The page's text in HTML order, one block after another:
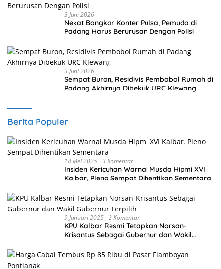
3 Juni 2026
Nekat Bongkar Konter Pulsa, Pemuda di
Padang Harus Berurusan Dengan Polisi
3 Juni 2026
Sempat Buron, Residivis Pembobol Rumah di
Padang Akhirnya Dibekuk URC Klewang
Berita Populer
18 Mei 2025 3 Komentar
Insiden Kericuhan Warnai Musda Hipmi XVI
Kalbar, Pleno Sempat Dihentikan Sementara
9 Januari 2025 2 Komentar
KPU Kalbar Resmi Tetapkan Norsan-
Krisantus Sebagai Gubernur dan Wakil